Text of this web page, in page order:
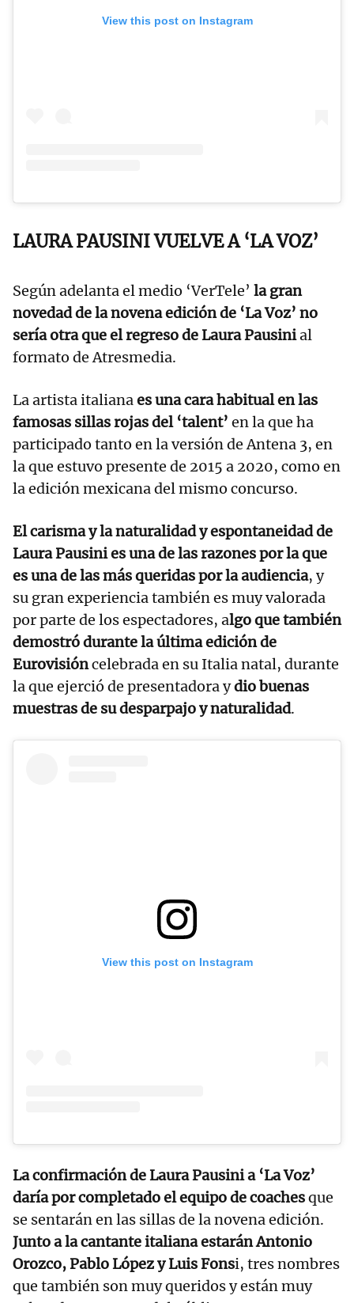
View this post on Instagram
LAURA PAUSINI VUELVE A ‘LA VOZ’
Según adelanta el medio ‘VerTele’ la gran
novedad de la novena edición de ‘La Voz’ no
sería otra que el regreso de Laura Pausinial
formato de Atresmedia.
La artista italianaes una cara habitual en las
famosas sillas rojas del ‘talent’ en la que ha
participado tanto en la versión de Antena 3, en
la que estuvo presente de 2015 a 2020, como en
la edición mexicana del mismo concurso.
El carisma y la naturalidad y espontaneidad de
Laura Pausini es una de las razones por la que
es una de las más queridas por la audiencia, y
su gran experiencia también es muy valorada
por parte de los espectadores, algo que también
demostró durante la última edición de
Eurovisióncelebrada en su Italia natal, durante
la que ejerció de presentadora ydio buenas
muestras de su desparpajo y naturalidad.
View this post on Instagram
La confirmación de Laura Pausini a ‘La Voz’
daría por completado el equipo de coachesque
se sentarán en las sillas de la novena edición.
Junto a la cantante italiana estarán Antonio
Orozco, Pablo López y Luis Fonsi, tres nombres
que también son muy queridos y están muy